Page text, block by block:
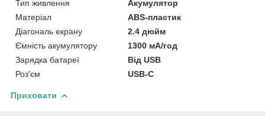
Тип живлення
Акумулятор
Матеріал
ABS-пластик
Діагональ екрану
2.4 дюйм
Ємність акумулятору
1300 мА/год
Зарядка батареї
Від USB
Роз'єм
USB-C
Приховати